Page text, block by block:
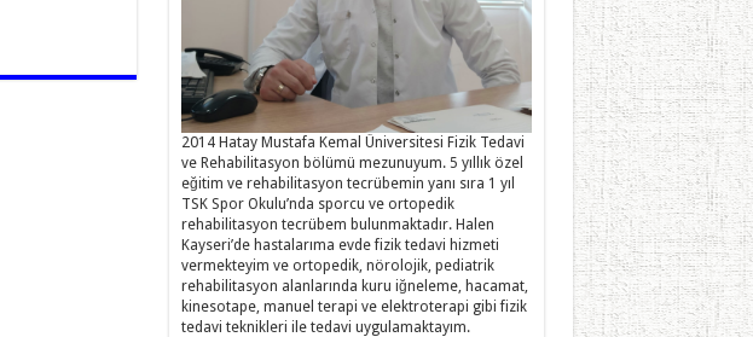
2014 Hatay Mustafa Kemal Üniversitesi Fizik Tedavi
ve Rehabilitasyon bölümü mezunuyum. 5 yıllık özel
eğitim ve rehabilitasyon tecrübemin yanı sıra 1 yıl
TSK Spor Okulu’nda sporcu ve ortopedik
rehabilitasyon tecrübem bulunmaktadır. Halen
Kayseri’de hastalarıma evde fizik tedavi hizmeti
vermekteyim ve ortopedik, nörolojik, pediatrik
rehabilitasyon alanlarında kuru iğneleme, hacamat,
kinesotape, manuel terapi ve elektroterapi gibi fizik
tedavi teknikleri ile tedavi uygulamaktayım.